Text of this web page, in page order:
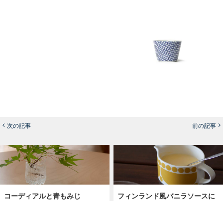
次の記事 前の記事
コーディアルと青もみじ
フィンランド風バニラソースに